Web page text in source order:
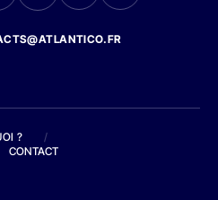
?
/
CONTACT